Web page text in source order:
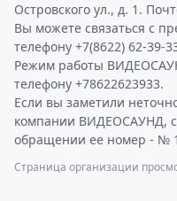
Островского ул., д. 1.
Вы можете связаться с
телефону +7(8622) 62-39-
Режим работы
телефону +78622623933.
Если вы заметили
компании ВИДЕОСАУНД,
обращении ее номер - №
Страница организации